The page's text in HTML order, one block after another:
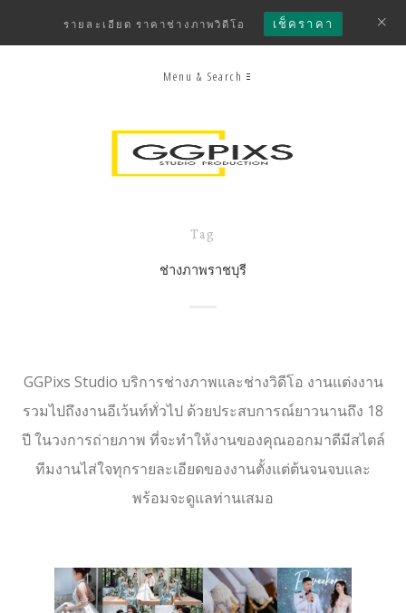
รายละเอียด ราคาช่างภาพวิดีโอ เช็คราคา
Menu & Search
Tag
ช่างภาพราชบุรี
GGPixs Studio บริการช่างภาพและช่างวิดีโอ งานแต่งงาน
รวมไปถึงงานอีเว้นท์ทั่วไป ด้วยประสบการณ์ยาวนานถึง 18
ปี ในวงการถ่ายภาพ ที่จะทำให้งานของคุณออกมาดีมีสไตล์
ทีมงานไส่ใจทุกรายละเอียดของงานตั้งแต่ต้นจนจบและ
พร้อมจะดูแลท่านเสมอ